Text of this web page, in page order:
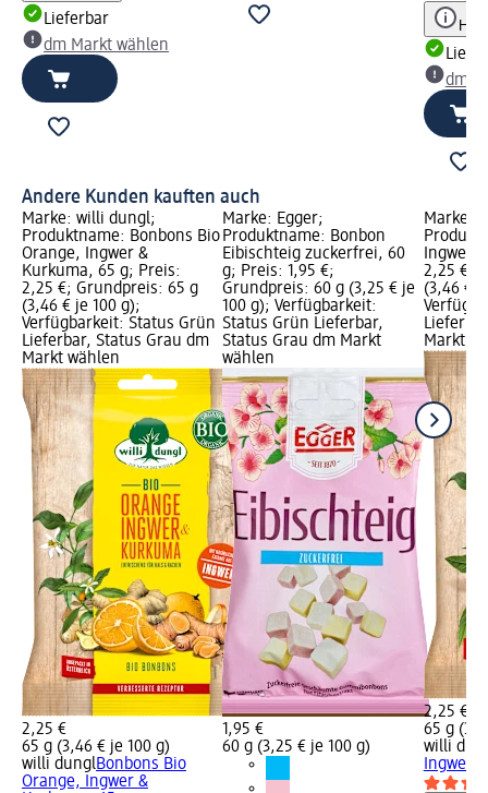
Lieferbar
dm Markt wählen
dm
Andere Kunden kauften auch
Marke: willi dungl;
Produktname: Bonbons Bio
Orange, Ingwer &
Kurkuma, 65 g; Preis:
2,25 €; Grundpreis: 65 g
(3,46 € je 100 g);
Verfügbarkeit: Status Grün
Lieferbar, Status Grau dm
Markt wählen
2,25 €
65 g (3,46 € je 100 g)
willi dunglBonbons Bio
Orange, Ingwer &
Marke: Egger;
Produktname: Bonbon
Eibischteig zuckerfrei, 60
g; Preis: 1,95 €;
Grundpreis: 60 g (3,25 € je
100 g); Verfügbarkeit:
Status Grün Lieferbar,
Status Grau dm Markt
wählen
1,95 €
60 g (3,25 € je 100 g)
Marke:
Ingwer-
2,25 €;
(3,46 €
Markt
2,25 €
65 g
willi
Ingwer-